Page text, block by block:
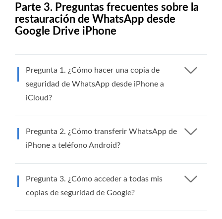
Parte 3. Preguntas frecuentes sobre la
restauración de WhatsApp desde
Google Drive iPhone
Pregunta 1. ¿Cómo hacer una copia de
seguridad de WhatsApp desde iPhone a
iCloud?
Pregunta 2. ¿Cómo transferir WhatsApp de
iPhone a teléfono Android?
Pregunta 3. ¿Cómo acceder a todas mis
copias de seguridad de Google?